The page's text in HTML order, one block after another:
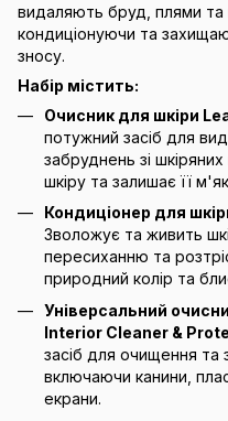
видаляють бруд, плями та
кондиціонуючи та
зносу.
Набір містить:
Очисник для шкіри
потужний засіб для
забруднень зі
шкіру та залишає її
Кондиціонер для
Зволожує та живить
пересиханню та
природний колір та
Універсальний
Interior Cleaner &
засіб для очищення та
включаючи канини,
екрани.